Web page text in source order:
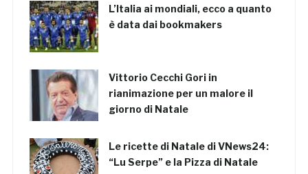
L’Italia ai mondiali, ecco a quanto
è data dai bookmakers
Vittorio Cecchi Gori in
rianimazione per un malore il
giorno di Natale
Le ricette di Natale di VNews24:
“Lu Serpe” e la Pizza di Natale